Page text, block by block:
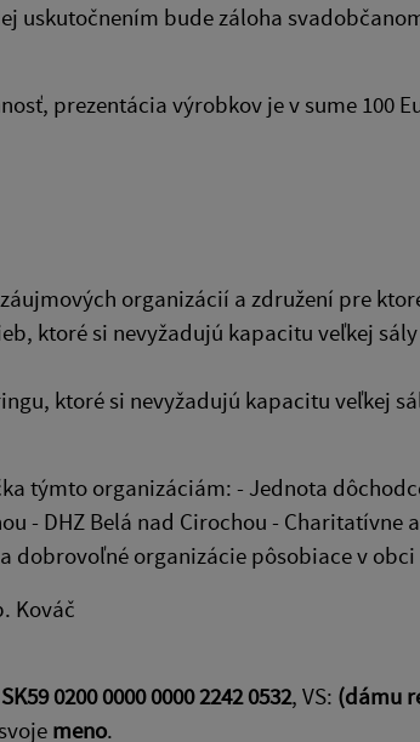
uskutočnením bude záloha
prezentácia výrobkov je v sume 100
organizácií a združení pre
ktoré si nevyžadujú kapacitu veľkej sály
ktoré si nevyžadujú kapacitu veľkej
týmto organizáciám: - Jednota
- DHZ Belá nad Cirochou - Charitatívne
dobrovoľné organizácie pôsobiace v obci
Kováč
SK59 0200 0000 0000 2242 0532, VS: (dámu
meno.